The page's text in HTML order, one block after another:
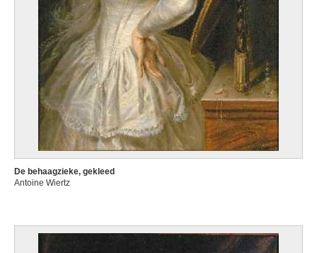
De behaagzieke, gekleed
Antoine Wiertz